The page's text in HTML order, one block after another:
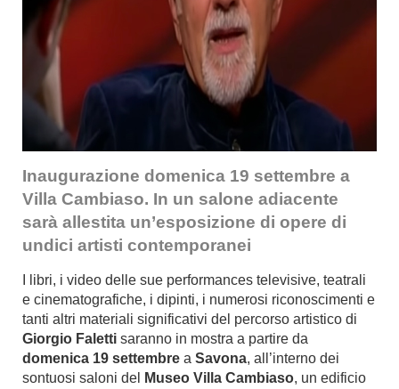
Inaugurazione domenica 19 settembre a
Villa Cambiaso. In un salone adiacente
sarà allestita un’esposizione di opere di
undici artisti contemporanei
I libri, i video delle sue performances televisive, teatrali
e cinematografiche, i dipinti, i numerosi riconoscimenti e
tanti altri materiali significativi del percorso artistico di
Giorgio Faletti saranno in mostra a partire da
domenica 19 settembre a Savona, all’interno dei
sontuosi saloni del
Museo Villa Cambiaso, un edificio